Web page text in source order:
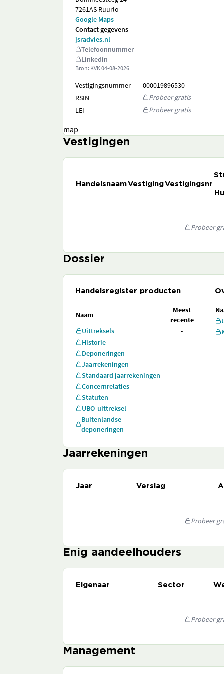
7261AS Ruurlo
Google Maps
Contact gegevens
jsradvies.nl
Telefoonnummer
Linkedin
Bron: KVK04-08-2026
Vestigingsnummer
000019896530
RSIN
Probeer gratis
LEI
Probeer gratis
map
Vestigingen
HandelsnaamVestigingVestigingsnr
Probeer
Dossier
Handelsregister producten
Naam
Meest
recente
Uittreksels
-
Historie
-
Deponeringen
-
Jaarrekeningen
-
Standaard jaarrekeningen
-
Concernrelaties
-
Statuten
-
UBO-uittreksel
-
Buitenlandse
deponeringen
-
Jaarrekeningen
Jaar Verslag
Probeer
Enig aandeelhouders
Eigenaar Sector
Probeer
Management